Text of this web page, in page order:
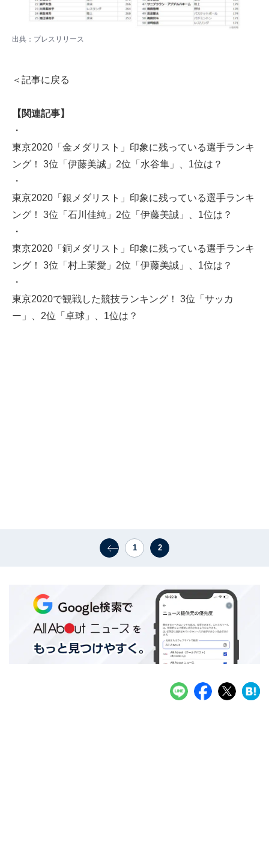
出典： プレスリリース
＜記事に戻る
【関連記事】
・
東京2020「金メダリスト」印象に残っている選手ランキ
ング！ 3位「伊藤美誠」2位「水谷隼」、1位は？
・
東京2020「銀メダリスト」印象に残っている選手ランキ
ング！ 3位「石川佳純」2位「伊藤美誠」、1位は？
・
東京2020「銅メダリスト」印象に残っている選手ランキ
ング！ 3位「村上茉愛」2位「伊藤美誠」、1位は？
・
東京2020で観戦した競技ランキング！ 3位「サッカ
ー」、2位「卓球」、1位は？
1 2